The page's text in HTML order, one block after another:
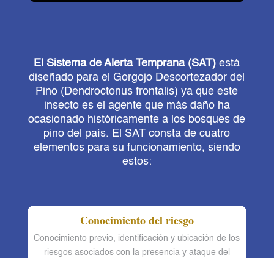
El Sistema de Alerta Temprana (SAT) está
diseñado para el Gorgojo Descortezador del
Pino (Dendroctonus frontalis) ya que este
insecto es el agente que más daño ha
ocasionado históricamente a los bosques de
pino del país. El SAT consta de cuatro
elementos para su funcionamiento, siendo
estos:
Conocimiento del riesgo
Conocimiento previo, identificación y ubicación de los
riesgos asociados con la presencia y ataque del